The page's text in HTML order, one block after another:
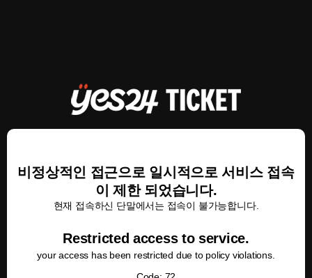
비정상적인 접근으로 일시적으로 서비스 접속
이 제한 되었습니다.
현재 접속하신 단말에서는 접속이 불가능합니다.
Restricted access to service.
your access has been restricted due to policy violations.